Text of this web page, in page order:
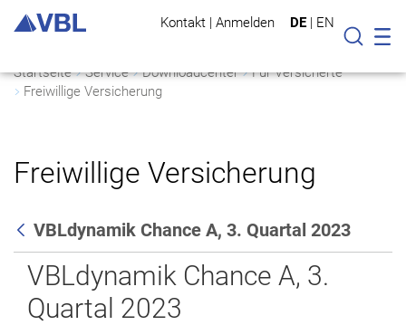
Kontakt | Anmelden DE | EN
Suche
Startseite Service Downloadcenter
Für Versicherte
Freiwillige Versicherung
Freiwillige Versicherung
Zurück
VBLdynamik Chance A, 3. Quartal 2023
VBLdynamik Chance A, 3.
Quartal 2023